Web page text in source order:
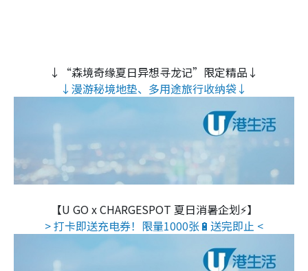
↓“森境奇缘夏日异想寻龙记”限定精品↓
↓漫游秘境地垫、多用途旅行收纳袋↓
【U GO x CHARGESPOT 夏日消暑企划⚡】
> 打卡即送充电券！限量1000张🔋送完即止 <